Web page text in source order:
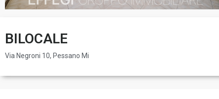
BILOCALE
Via Negroni 10, Pessano Mi